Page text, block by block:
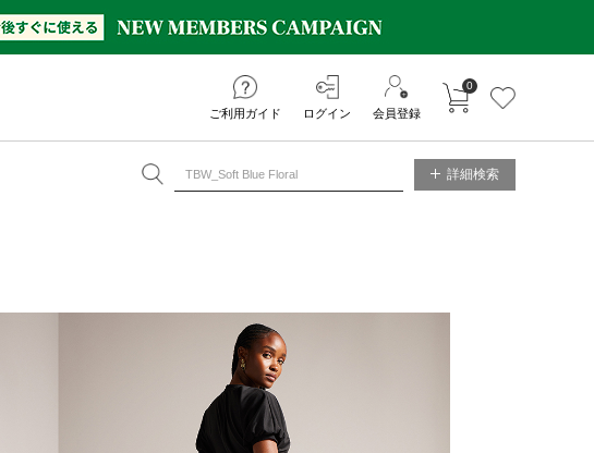
ご利用ガイド ログイン 会員登録
カートに入れる
0
詳細検索